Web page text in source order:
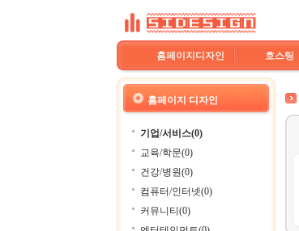
홈페이지디자인 호스팅
홈페이지 디자인
기업/서비스(0)
교육/학문(0)
건강/병원(0)
컴퓨터/인터넷(0)
커뮤니티(0)